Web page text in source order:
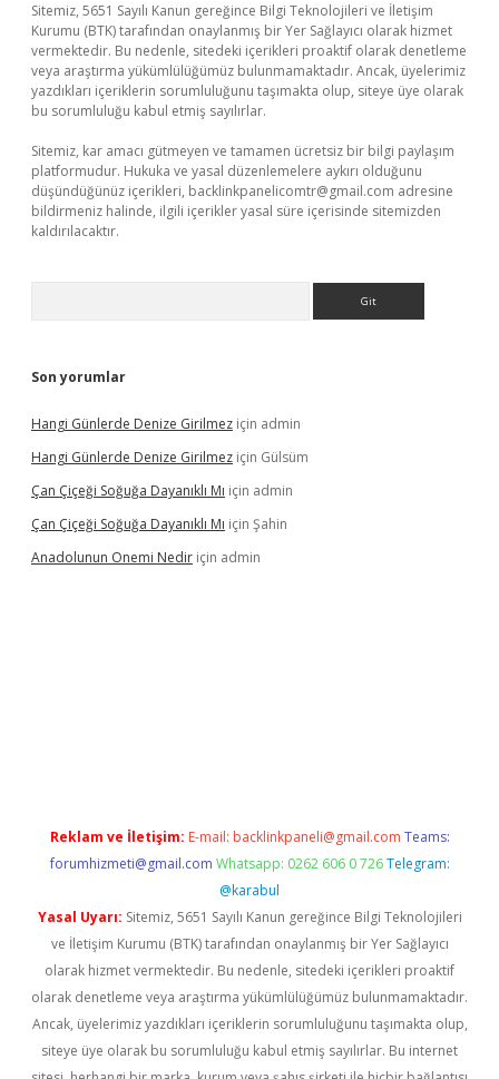
Sitemiz, 5651 Sayılı Kanun gereğince Bilgi Teknolojileri ve İletişim
Kurumu (BTK) tarafından onaylanmış bir Yer Sağlayıcı olarak hizmet
vermektedir. Bu nedenle, sitedeki içerikleri proaktif olarak denetleme
veya araştırma yükümlülüğümüz bulunmamaktadır. Ancak, üyelerimiz
yazdıkları içeriklerin sorumluluğunu taşımakta olup, siteye üye olarak
bu sorumluluğu kabul etmiş sayılırlar.
Sitemiz, kar amacı gütmeyen ve tamamen ücretsiz bir bilgi paylaşım
platformudur. Hukuka ve yasal düzenlemelere aykırı olduğunu
düşündüğünüz içerikleri, backlinkpanelicomtr@gmail.com adresine
bildirmeniz halinde, ilgili içerikler yasal süre içerisinde sitemizden
kaldırılacaktır.
Son yorumlar
Hangi Günlerde Denize Girilmez için admin
Hangi Günlerde Denize Girilmez için Gülsüm
Çan Çiçeği Soğuğa Dayanıklı Mı için admin
Çan Çiçeği Soğuğa Dayanıklı Mı için Şahin
Anadolunun Onemi Nedir için admin
Reklam ve İletişim: E-mail: backlinkpaneli@gmail.com Teams:
forumhizmeti@gmail.com Whatsapp: 0262 606 0 726 Telegram:
@karabul
Yasal Uyarı: Sitemiz, 5651 Sayılı Kanun gereğince Bilgi Teknolojileri
ve İletişim Kurumu (BTK) tarafından onaylanmış bir Yer Sağlayıcı
olarak hizmet vermektedir. Bu nedenle, sitedeki içerikleri proaktif
olarak denetleme veya araştırma yükümlülüğümüz bulunmamaktadır.
Ancak, üyelerimiz yazdıkları içeriklerin sorumluluğunu taşımakta olup,
siteye üye olarak bu sorumluluğu kabul etmiş sayılırlar. Bu internet